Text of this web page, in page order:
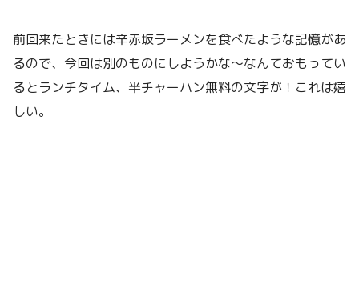
前回来たときには辛赤坂ラーメンを食べたような記憶があ
るので、今回は別のものにしようかな〜なんておもってい
るとランチタイム、半チャーハン無料の文字が！これは嬉
しい。